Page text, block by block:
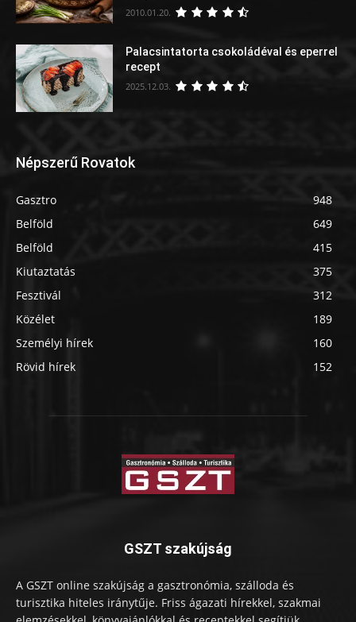
2010.01.20.
Palacsintatorta csokoládéval és eperrel
recept
2025.12.03.
Népszerű Rovatok
Gasztro
948
Belföld
649
Belföld
415
Kiutaztatás
375
Fesztivál
312
Közélet
189
Személyi hírek
160
Rövid hírek
152
GSZT szakújság
A GSZT online szakújság a gasztronómia, szálloda és
turisztika hiteles iránytűje. Friss ágazati hírekkel, szakmai